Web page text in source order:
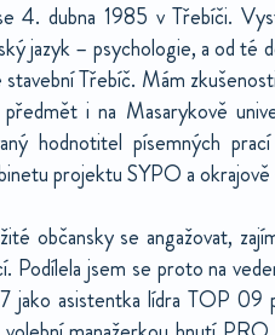
4. dubna 1985 v Třebíči.
jazyk – psychologie, a od té
Třebíč. Mám
předmět i na Masarykově
hodnotitel písemných
projektu SYPO a
občansky se angažovat,
Podílela jsem se proto na
jako asistentka lídra TOP 09